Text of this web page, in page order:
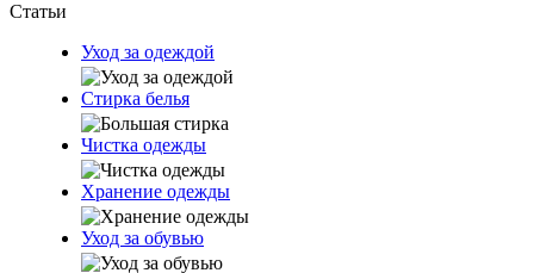
Статьи
Уход за одеждой
Стирка белья
Чистка одежды
Хранение одежды
Уход за обувью